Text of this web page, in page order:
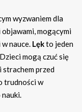
wyzwaniem dla
mogącymi
nauce. Lękto jeden
mogą czuć się
strachem przed
trudności w